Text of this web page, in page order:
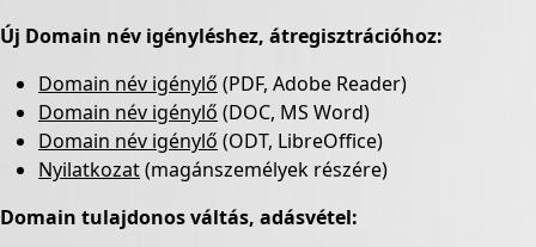
Új Domain név igényléshez, átregisztrációhoz:
Domain név igénylő (PDF, Adobe Reader)
Domain név igénylő (DOC, MS Word)
Domain név igénylő (ODT, LibreOffice)
Nyilatkozat(magánszemélyek részére)
Domain tulajdonos váltás, adásvétel: